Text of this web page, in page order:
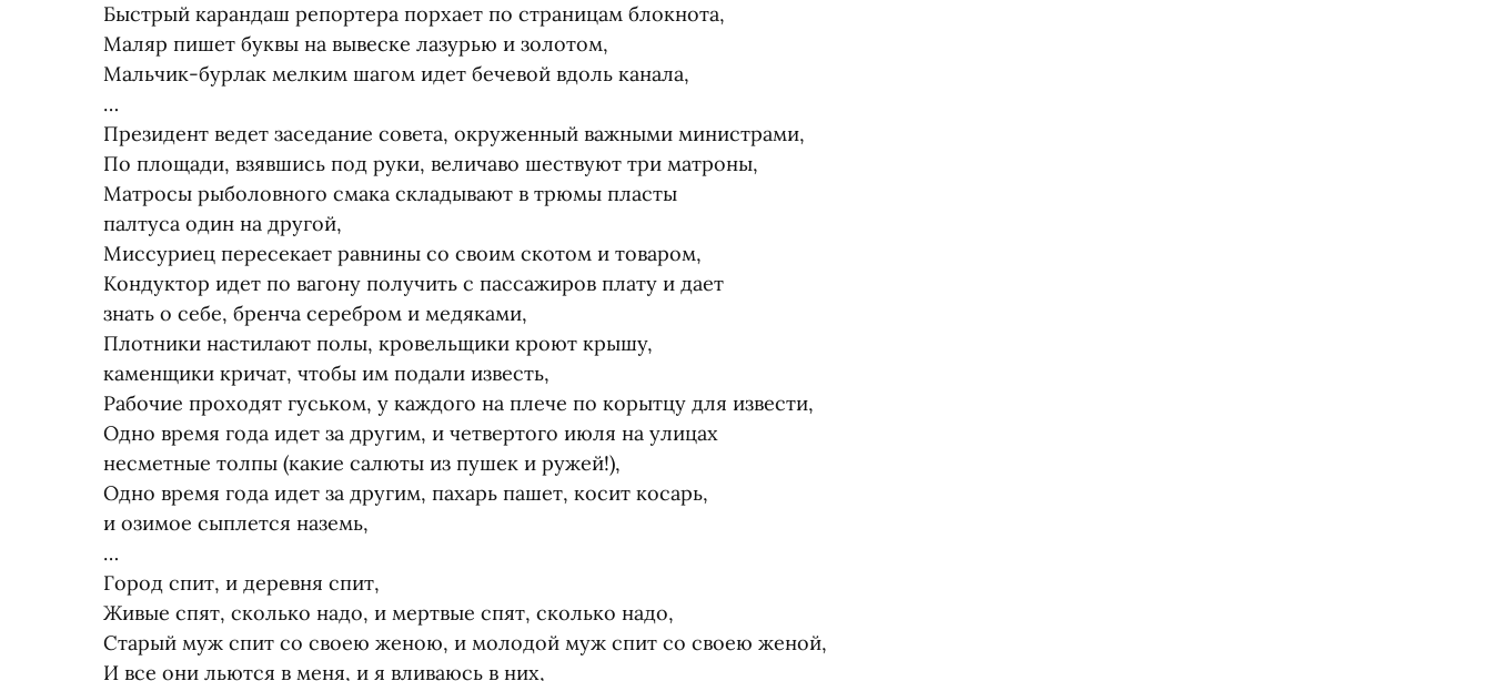
Быстрый карандаш репортера порхает по страницам блокнота,
Маляр пишет буквы на вывеске лазурью и золотом,
Мальчик-бурлак мелким шагом идет бечевой вдоль канала,
…
Президент ведет заседание совета, окруженный важными министрами,
По площади, взявшись под руки, величаво шествуют три матроны,
Матросы рыболовного смака складывают в трюмы пласты
палтуса один на другой,
Миссуриец пересекает равнины со своим скотом и товаром,
Кондуктор идет по вагону получить с пассажиров плату и дает
знать о себе, бренча серебром и медяками,
Плотники настилают полы, кровельщики кроют крышу,
каменщики кричат, чтобы им подали известь,
Рабочие проходят гуськом, у каждого на плече по корытцу для извести,
Одно время года идет за другим, и четвертого июля на улицах
несметные толпы (какие салюты из пушек и ружей!),
Одно время года идет за другим, пахарь пашет, косит косарь,
и озимое сыплется наземь,
…
Город спит, и деревня спит,
Живые спят, сколько надо, и мертвые спят, сколько надо,
Старый муж спит со своею женою, и молодой муж спит со своею женой,
И все они льются в меня, и я вливаюсь в них,